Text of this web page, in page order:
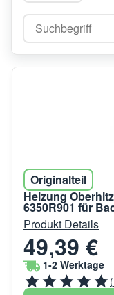
Originalteil
Heizung
6350R901 für
Produkt Details
49,39 €
1-2 Werktage